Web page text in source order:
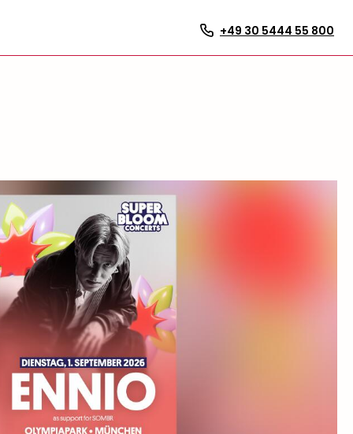
+49 30 5444 55 800